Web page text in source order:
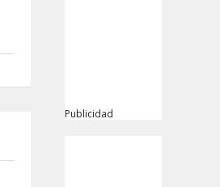
Publicidad